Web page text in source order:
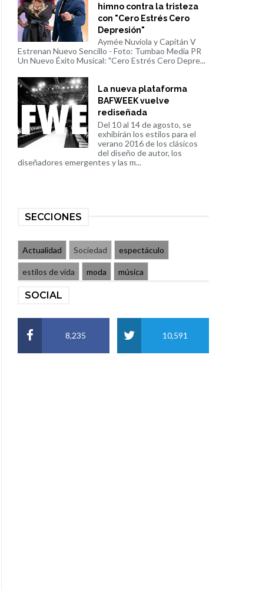
himno contra la tristeza
con "Cero Estrés Cero
Depresión"
Aymée Nuviola y Capitán V
Estrenan Nuevo Sencillo - Foto: Tumbao Media PR
Un Nuevo Éxito Musical: "Cero Estrés Cero Depre...
La nueva plataforma
BAFWEEK vuelve
rediseñada
Del 10 al 14 de agosto, se
exhibirán los estilos para el
verano 2016 de los clásicos
del diseño de autor, los
diseñadores emergentes y las m...
SECCIONES
Actualidad Sociedad espectáculo
estilos de vida moda música
SOCIAL
8,235 10,591